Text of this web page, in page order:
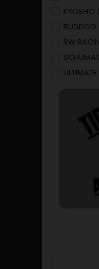
KYOSHO
RUDDOG
RW
ULTIMATE